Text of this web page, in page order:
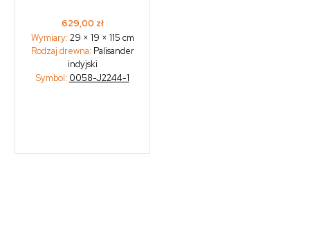
629,00 zł
Wymiary: 29 × 19 × 115 cm
Rodzaj drewna: Palisander
indyjski
Symbol: 0058-J2244-1